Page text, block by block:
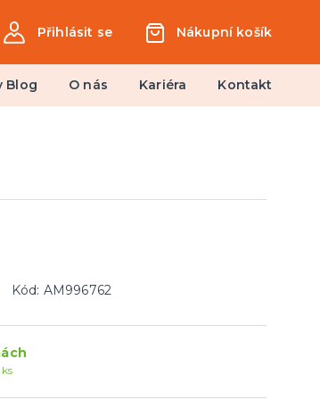
Přihlásit se Nákupní košík
Blog O nás Kariéra Kontakt
Kód: AM996762